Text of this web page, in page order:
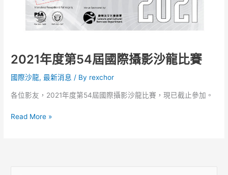
2021年度第54屆國際攝影沙龍比賽
國際沙龍,最新消息 / By rexchor
各位影友，2021年度第54屆國際攝影沙龍比賽，現已截止參加。
2021
Read More »